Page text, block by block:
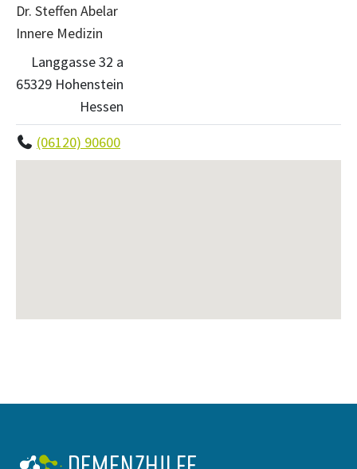
Dr. Steffen Abelar
Innere Medizin
Langgasse 32 a
65329 Hohenstein
Hessen
(06120) 90600